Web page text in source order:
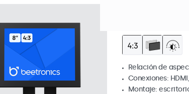
Relación de
Conexiones:
Montaje: